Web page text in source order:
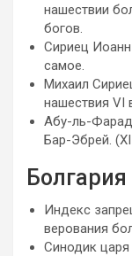
нашествии
богов.
Сириец
самое.
Михаил
нашествия VI
Абу-ль-
Бар-Эбрей.
Болгария
Индекс
верования
Синодик